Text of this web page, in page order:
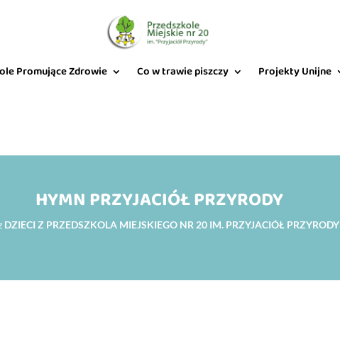
Promujące Zdrowie Co w trawie piszczy Projekty Unijne
HYMN PRZYJACIÓŁ PRZYRODY
DZIECI Z PRZEDSZKOLA MIEJSKIEGO NR 20 IM. PRZYJACIÓŁ PRZYRODY